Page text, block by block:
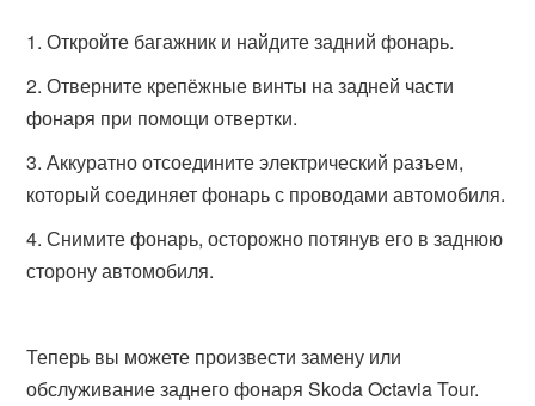
Откройте багажник и найдите задний фонарь.
Отверните крепёжные винты на задней части
фонаря при помощи отвертки.
Аккуратно отсоедините электрический разъем,
который соединяет фонарь с проводами автомобиля.
Снимите фонарь, осторожно потянув его в заднюю
сторону автомобиля.
Теперь вы можете произвести замену или
обслуживание заднего фонаря Skoda Octavia Tour.